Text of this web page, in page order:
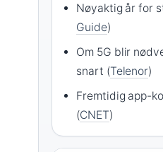
Nøyaktig år for
Guide)
Om 5G blir
snart (Telenor)
Fremtidig app-
(CNET)